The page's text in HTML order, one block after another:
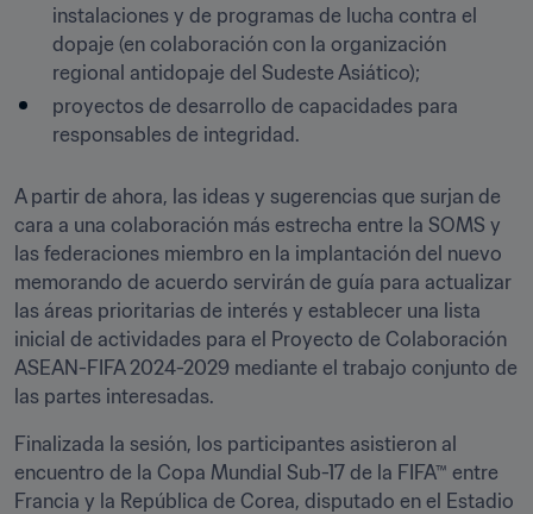
instalaciones y de programas de lucha contra el
dopaje (en colaboración con la organización
regional antidopaje del Sudeste Asiático);
proyectos de desarrollo de capacidades para
responsables de integridad.
A partir de ahora, las ideas y sugerencias que surjan de
cara a una colaboración más estrecha entre la SOMS y
las federaciones miembro en la implantación del nuevo
memorando de acuerdo servirán de guía para actualizar
las áreas prioritarias de interés y establecer una lista
inicial de actividades para el Proyecto de Colaboración
ASEAN-FIFA 2024-2029 mediante el trabajo conjunto de
las partes interesadas.
Finalizada la sesión, los participantes asistieron al
encuentro de la Copa Mundial Sub-17 de la FIFA™ entre
Francia y la República de Corea, disputado en el Estadio